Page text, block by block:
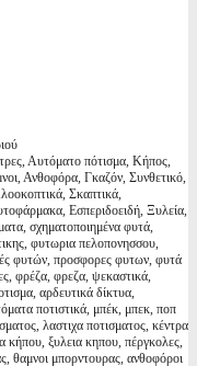
Αυτόματο πότισμα, Κήπος,
Ανθοφόρα, Γκαζόν, Συνθετικό,
Σκαπτικά,
Εσπεριδοειδή, Ξυλεία,
σχηματοποιημένα φυτά,
φυτωρια πελοπονησσου,
φυτών, προσφορες φυτων, φυτά
φρέζα, φρεζα, ψεκαστικά,
αρδευτικά δίκτυα,
ποτιστικά, μπέκ, μπεκ, ποπ
λαστιχα ποτισματος, κέντρα
κήπου, ξυλεια κηπου, πέργκολες,
θαμνοι μπορντουρας, ανθοφόροι